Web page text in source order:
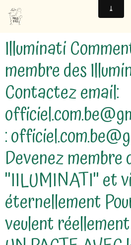
Illuminati
membre des
Contactez email:
:
Devenez membre
''IILUMINATI'' et
éternellement
veulent